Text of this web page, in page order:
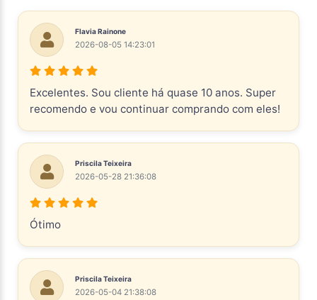
Flavia Rainone
2026-08-05 14:23:01
Excelentes. Sou cliente há quase 10 anos. Super
recomendo e vou continuar comprando com eles!
Priscila Teixeira
2026-05-28 21:36:08
Ótimo
Priscila Teixeira
2026-05-04 21:38:08